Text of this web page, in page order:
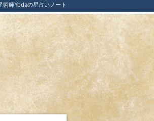
術師Yodaの星占いノート